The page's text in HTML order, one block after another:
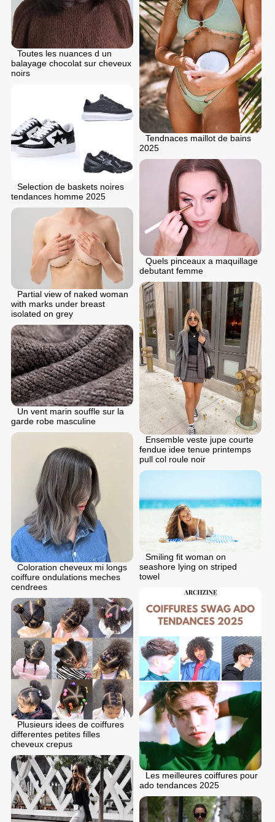
Toutes les nuances d un
balayage chocolat sur cheveux
noirs
Tendnaces maillot de bains
2025
Selection de baskets noires
tendances homme 2025
Quels pinceaux a maquillage
debutant femme
Partial view of naked woman
with marks under breast
isolated on grey
Ensemble veste jupe courte
fendue idee tenue printemps
pull col roule noir
Un vent marin souffle sur la
garde robe masculine
Coloration cheveux mi longs
coiffure ondulations meches
cendrees
Smiling fit woman on
seashore lying on striped
towel
Les meilleures coiffures pour
ado tendances 2025
Plusieurs idees de coiffures
differentes petites filles
cheveux crepus